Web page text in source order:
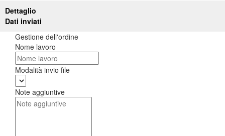
Dettaglio
Dati inviati
Gestione dell'ordine
Nome lavoro
Modalità invio file
Note aggiuntive